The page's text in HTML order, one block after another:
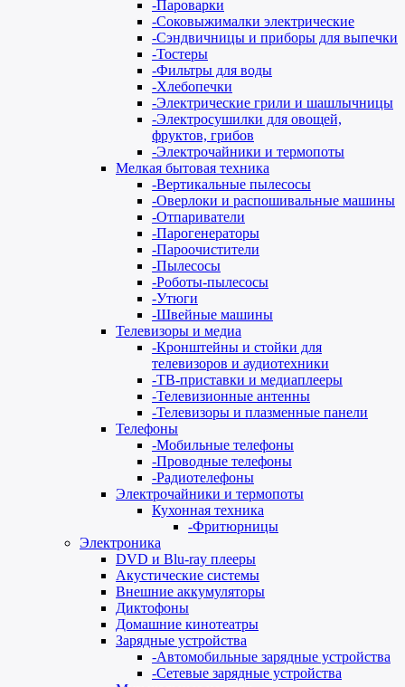
-Пароварки
-Соковыжималки электрические
-Сэндвичницы и приборы для выпечки
-Тостеры
-Фильтры для воды
-Хлебопечки
-Электрические грили и шашлычницы
-Электросушилки для овощей,
фруктов, грибов
-Электрочайники и термопоты
Мелкая бытовая техника
-Вертикальные пылесосы
-Оверлоки и распошивальные машины
-Отпариватели
-Парогенераторы
-Пароочистители
-Пылесосы
-Роботы-пылесосы
-Утюги
-Швейные машины
Телевизоры и медиа
-Кронштейны и стойки для
телевизоров и аудиотехники
-ТВ-приставки и медиаплееры
-Телевизионные антенны
-Телевизоры и плазменные панели
Телефоны
-Мобильные телефоны
-Проводные телефоны
-Радиотелефоны
Электрочайники и термопоты
Кухонная техника
-Фритюрницы
Электроника
DVD и Blu-ray плееры
Акустические системы
Внешние аккумуляторы
Диктофоны
Домашние кинотеатры
Зарядные устройства
-Автомобильные зарядные устройства
-Сетевые зарядные устройства